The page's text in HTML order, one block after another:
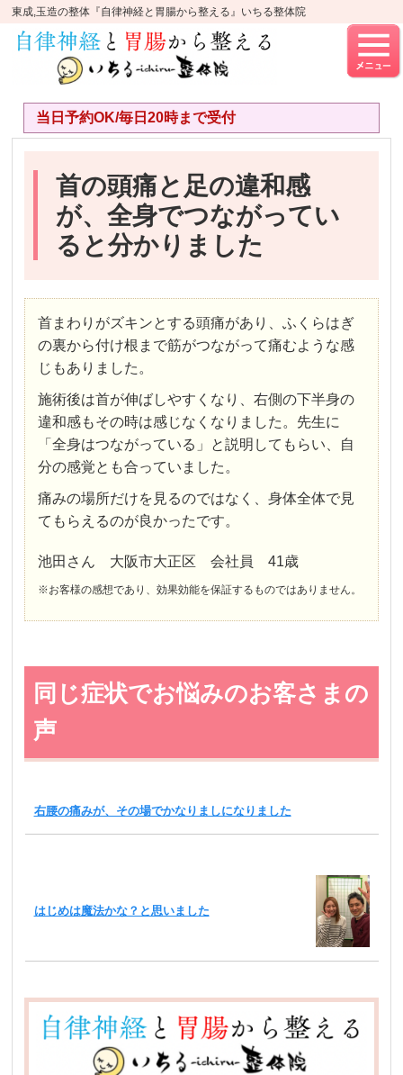
東成,玉造の整体『自律神経と胃腸から整える』いちる整体院
当日予約OK/毎日20時まで受付
首の頭痛と足の違和感
が、全身でつながってい
ると分かりました
首まわりがズキンとする頭痛があり、ふくらはぎ
の裏から付け根まで筋がつながって痛むような感
じもありました。
施術後は首が伸ばしやすくなり、右側の下半身の
違和感もその時は感じなくなりました。先生に
「全身はつながっている」と説明してもらい、自
分の感覚とも合っていました。
痛みの場所だけを見るのではなく、身体全体で見
てもらえるのが良かったです。
池田さん 大阪市大正区 会社員 41歳
※お客様の感想であり、効果効能を保証するものではありません。
同じ症状でお悩みのお客さまの
声
右腰の痛みが、その場でかなりましになりました
はじめは魔法かな？と思いました